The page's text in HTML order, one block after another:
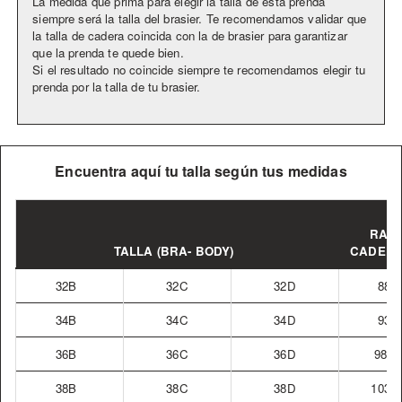
siempre será la talla del brasier. Te recomendamos validar que
la talla de cadera coincida con la de brasier para garantizar
que la prenda te quede bien.
Si el resultado no coincide siempre te recomendamos elegir tu
prenda por la talla de tu brasier.
Encuentra aquí tu talla según tus medidas
TALLA (BRA- BODY)
32B 32C 32D
88-
34B
34C 34D
93-
36B
36C 36D
98-
38B
38C 38D
103-